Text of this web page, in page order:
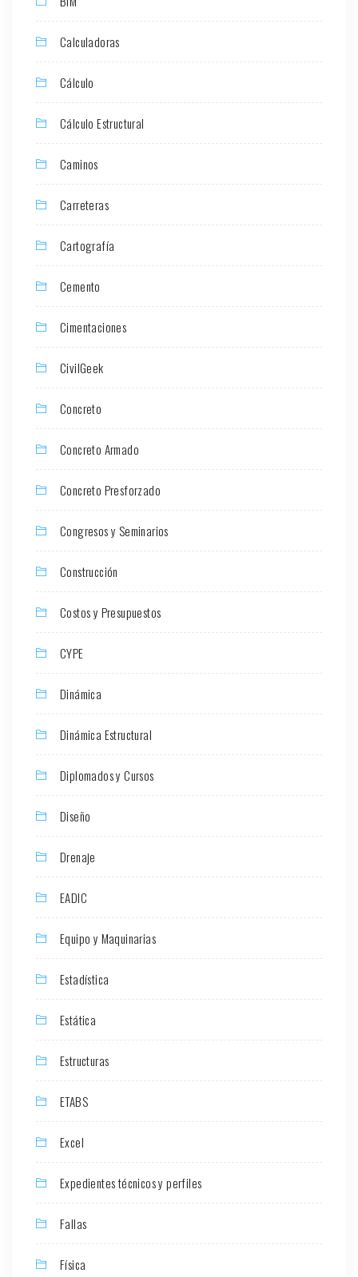
Calculadoras
Cálculo
Cálculo Estructural
Caminos
Carreteras
Cartografía
Cemento
Cimentaciones
CivilGeek
Concreto
Concreto Armado
Concreto Presforzado
Congresos y Seminarios
Construcción
Costos y Presupuestos
CYPE
Dinámica
Dinámica Estructural
Diplomados y Cursos
Diseño
Drenaje
EADIC
Equipo y Maquinarias
Estadística
Estática
Estructuras
ETABS
Excel
Expedientes técnicos y perfiles
Fallas
Física